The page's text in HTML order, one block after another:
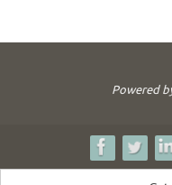
Powered